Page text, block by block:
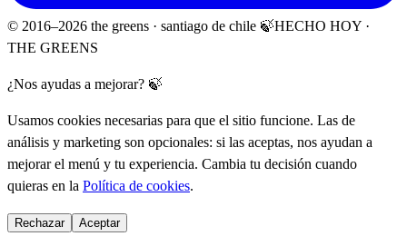
© 2016–2026 the greens · santiago de chile 🍃HECHO HOY ·
THE GREENS
¿Nos ayudas a mejorar? 🍃
Usamos cookies necesarias para que el sitio funcione. Las de
análisis y marketing son opcionales: si las aceptas, nos ayudan a
mejorar el menú y tu experiencia. Cambia tu decisión cuando
quieras en la Política de cookies.
Rechazar Aceptar